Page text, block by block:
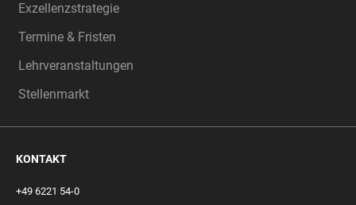
Exzellenzstrategie
Termine & Fristen
Lehrveranstaltungen
Stellenmarkt
KONTAKT
+49 6221 54-0